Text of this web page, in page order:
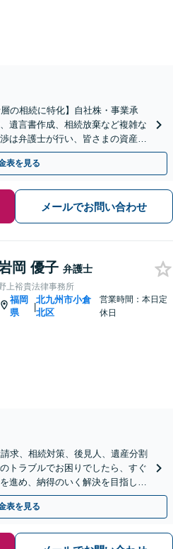
の相続に特化】自社株・事業承
遺言書作成、相続放棄など複雑な
は弁護士が行い、皆さまの資産と
表を見る
メールでお問い合わせ
岡 優子 弁護士
上裕貴法律事務所
福岡
県
|
北九州市小倉
北区
営業時間：本日定
休日
求、相続対策、後見人、遺産分割
トラブルでお困りでしたら、すぐ
進め、納得のいく解決を目指しま
り】
表を見る